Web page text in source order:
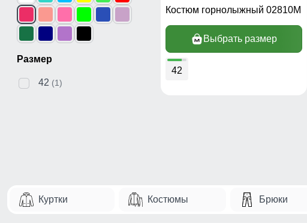
Размер
42 (1)
Костюм горнолыжный 02810M
Выбрать размер
42
Куртки Костюмы Брюки